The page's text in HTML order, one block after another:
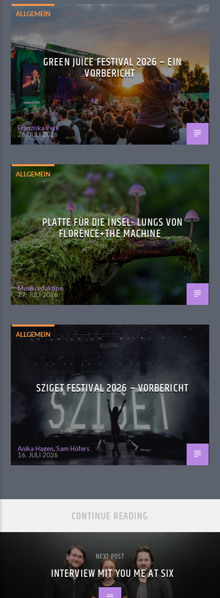
ALLGEMEIN
GREEN JUICE FESTIVAL 2026 – EIN
VORBERICHT
Franziska Perk
26. JULI 2026
ALLGEMEIN
PLATTE FÜR DIE INSEL- LUNGS VON
FLORENCE+THE MACHINE
Musikredaktion
17. JULI 2026
ALLGEMEIN
SZIGET FESTIVAL 2026 – VORBERICHT
Anika Hagen,Sam Höfers
16. JULI 2026
CONTINUE READING
NEXT POST
INTERVIEW MIT YOU ME AT SIX